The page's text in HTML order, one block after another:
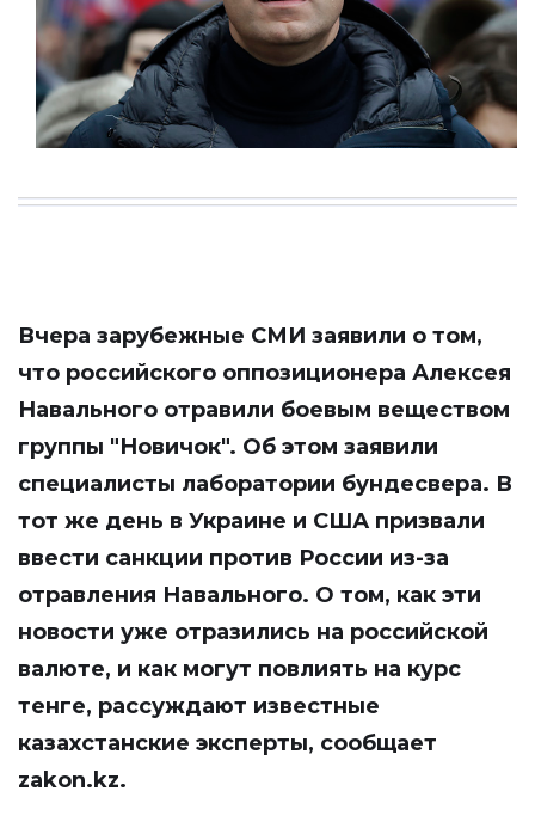
Вчера зарубежные СМИ заявили о том,
что российского оппозиционера Алексея
Навального отравили боевым веществом
группы "Новичок". Об этом заявили
специалисты лаборатории бундесвера. В
тот же день в Украине и США призвали
ввести санкции против России из-за
отравления Навального. О том, как эти
новости уже отразились на российской
валюте, и как могут повлиять на курс
тенге, рассуждают известные
казахстанские эксперты, сообщает
zakon.kz.